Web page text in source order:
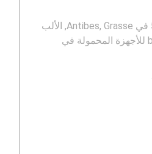
تمثل هذه الخريطة تغطية شبكات الجوال 2G و 3G و 4G و 5G في Antibes, Grasse, الألب